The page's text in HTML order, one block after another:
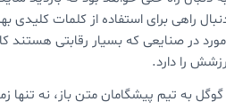
راهی برای استفاده از کلمات
در صنایعی که بسیار رقابتی هستند
را دارد.
به تیم پیشگامان متن باز، نه تنها